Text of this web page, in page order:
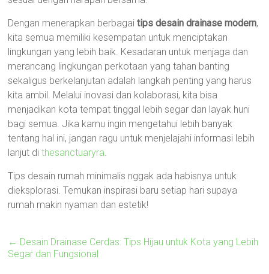
Dengan menerapkan berbagaitips desain drainase modern,
kita semua memiliki kesempatan untuk menciptakan
lingkungan yang lebih baik. Kesadaran untuk menjaga dan
merancang lingkungan perkotaan yang tahan banting
sekaligus berkelanjutan adalah langkah penting yang harus
kita ambil. Melalui inovasi dan kolaborasi, kita bisa
menjadikan kota tempat tinggal lebih segar dan layak huni
bagi semua. Jika kamu ingin mengetahui lebih banyak
tentang hal ini, jangan ragu untuk menjelajahi informasi lebih
lanjut dithesanctuaryra.
Tips desain rumah minimalis nggak ada habisnya untuk
dieksplorasi. Temukan inspirasi baru setiap hari supaya
rumah makin nyaman dan estetik!
← Desain Drainase Cerdas: Tips Hijau untuk Kota yang Lebih
Segar dan Fungsional